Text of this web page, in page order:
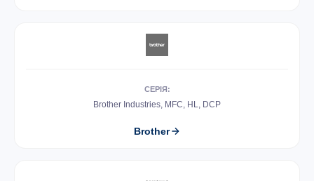
СЕРІЯ:
Brother Industries, MFC, HL, DCP
Brother